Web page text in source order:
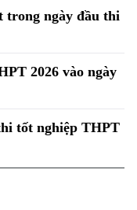
trong ngày đầu thi
2026 vào ngày
tốt nghiệp THPT